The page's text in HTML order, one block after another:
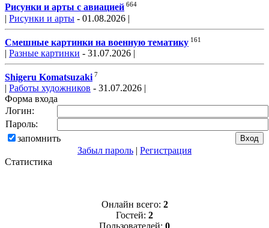
Рисунки и арты с авиацией 664
| Рисунки и арты - 01.08.2026 |
Смешные картинки на военную тематику 161
| Разные картинки - 31.07.2026 |
Shigeru Komatsuzaki 7
| Работы художников - 31.07.2026 |
Форма входа
Логин:
Пароль:
запомнить
Забыл пароль | Регистрация
Статистика
Онлайн всего: 2
Гостей: 2